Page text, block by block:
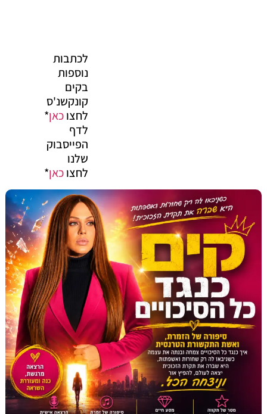
לכתבות
נוספות
קונקשנ'ס
לחצוכאן*
הפייסבוק
לחצוכאן*